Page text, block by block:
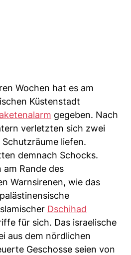
Wochen hat es am
Küstenstadt
gegeben. Nach
verletzten sich zwei
liefen.
demnach Schocks.
Rande des
Warnsirenen, wie das
Dschihad
für sich. Das israelische
aus dem nördlichen
Geschosse seien von